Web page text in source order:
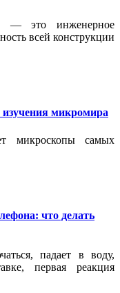
— это инженерное
всей конструкции
микромира
микроскопы самых
что делать
падает в воду,
первая реакция